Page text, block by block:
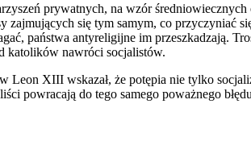
prywatnych, na wzór
się tym samym, co przyczyniać
państwa antyreligijne im przeszkadzają.
katolików nawróci socjalistów.
Leon XIII wskazał, że potępia nie tylko
powracają do tego samego poważnego